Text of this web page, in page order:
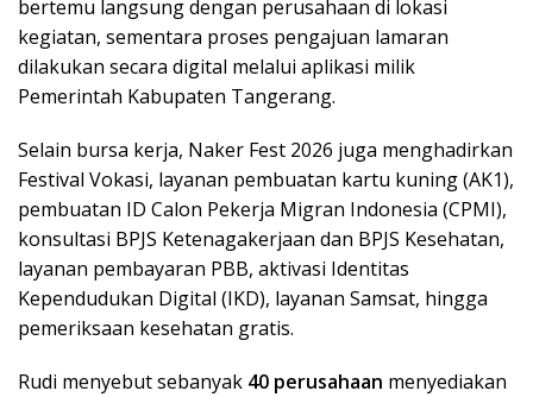
bertemu langsung dengan perusahaan di lokasi
kegiatan, sementara proses pengajuan lamaran
dilakukan secara digital melalui aplikasi milik
Pemerintah Kabupaten Tangerang.
Selain bursa kerja, Naker Fest 2026 juga menghadirkan
Festival Vokasi, layanan pembuatan kartu kuning (AK1),
pembuatan ID Calon Pekerja Migran Indonesia (CPMI),
konsultasi BPJS Ketenagakerjaan dan BPJS Kesehatan,
layanan pembayaran PBB, aktivasi Identitas
Kependudukan Digital (IKD), layanan Samsat, hingga
pemeriksaan kesehatan gratis.
Rudi menyebut sebanyak 40 perusahaan menyediakan